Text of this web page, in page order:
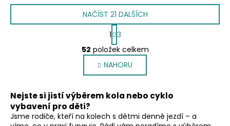
O
v
l
á
d
a
c
NAČÍST 21 DALŠÍCH
S
t
r
á
n
k
v
n
1 3
52 položek celkem
NAHORU
Nejste si jistí výběrem kola nebo cyklo
vybavení pro děti?
Jsme rodiče, kteří na kolech s dětmi denně jezdí – a